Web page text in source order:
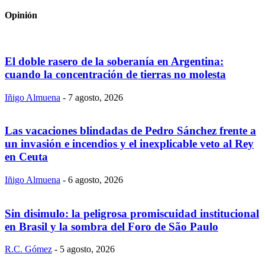
Opinión
El doble rasero de la soberanía en Argentina:
cuando la concentración de tierras no molesta
Iñigo Almuena - 7 agosto, 2026
Las vacaciones blindadas de Pedro Sánchez frente a
un invasión e incendios y el inexplicable veto al Rey
en Ceuta
Iñigo Almuena - 6 agosto, 2026
Sin disimulo: la peligrosa promiscuidad institucional
en Brasil y la sombra del Foro de São Paulo
R.C. Gómez - 5 agosto, 2026